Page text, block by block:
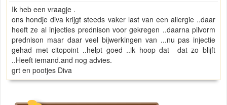
Ik heb een vraagje .
ons hondje diva krijgt steeds vaker last van een allergie ..daar
heeft ze al injecties prednison voor gekregen ..daarna pilvorm
prednison maar daar veel bijwerkingen van ...nu pas injectie
gehad met citopoint ..helpt goed ..ik hoop dat dat zo blijft
..Heeft iemand.and nog advies.
grt en pootjes Diva